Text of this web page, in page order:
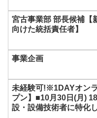
て
く
だ
さ
。
宮古事業部 部長候補【
向けた統括責任者】
事業企画
未経験可!※1DAYオン
プン】■10月30日(月)
設・設備技術者に特化